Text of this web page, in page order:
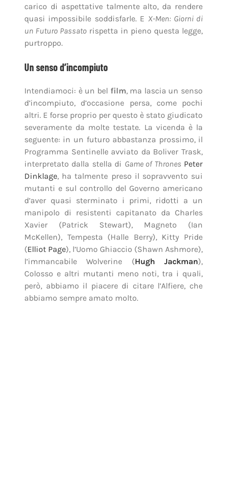
carico di aspettative talmente alto, da rendere
quasi impossibile soddisfarle. E X-Men: Giorni di
un Futuro Passato rispetta in pieno questa legge,
purtroppo.
Un senso d’incompiuto
Intendiamoci: è un bel film, ma lascia un senso
d’incompiuto, d’occasione persa, come pochi
altri. E forse proprio per questo è stato giudicato
severamente da molte testate. La vicenda è la
seguente: in un futuro abbastanza prossimo, il
Programma Sentinelle avviato da Boliver Trask,
interpretato dalla stella di Game of Thrones Peter
Dinklage, ha talmente preso il sopravvento sui
mutanti e sul controllo del Governo americano
d’aver quasi sterminato i primi, ridotti a un
manipolo di resistenti capitanato da Charles
Xavier (Patrick Stewart), Magneto (Ian
McKellen), Tempesta (Halle Berry), Kitty Pride
(Elliot Page), l’Uomo Ghiaccio (Shawn Ashmore),
l’immancabile Wolverine (Hugh Jackman),
Colosso e altri mutanti meno noti, tra i quali,
però, abbiamo il piacere di citare l’Alfiere, che
abbiamo sempre amato molto.